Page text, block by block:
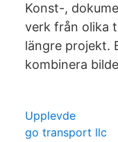
Konst-,
verk från olika
längre projekt.
kombinera
Upplevde
go transport llc